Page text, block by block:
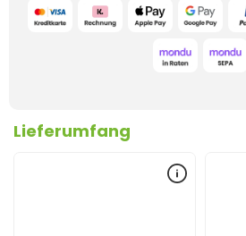
Lieferumfang